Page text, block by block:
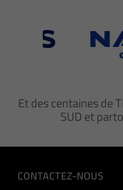
Et des centaines de
SUD et
CONTACTEZ-NOUS